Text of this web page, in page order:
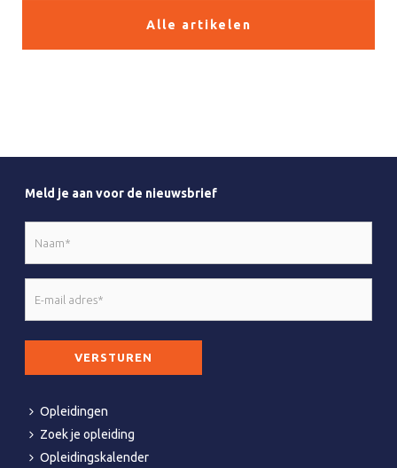
Alle artikelen
Meld je aan voor de nieuwsbrief
CAPTCHA
Opleidingen
Zoek je opleiding
Opleidingskalender